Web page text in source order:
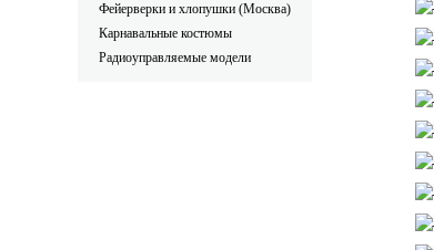
Фейерверки и хлопушки (Москва)
Карнавальные костюмы
Радиоуправляемые модели